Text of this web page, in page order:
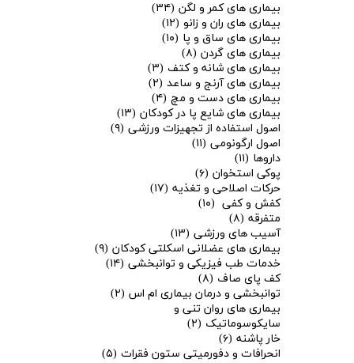
بیماری های کمر و لگن (۳۴)
بیماری های ران و زانو (۱۲)
بیماری های ساق و پا (۱۰)
بیماری های گردن (۸)
بیماری های شانه و کتف (۳)
بیماری های آرنج و ساعد (۲)
بیماری های دست و مچ (۴)
بیماری های شایع پا در کودکان (۱۳)
اصول استفاده از تجهیزات ورزشی (۹)
اصول ارگونومی (۱۱)
داروها (۱۱)
پوکی استخوان (۶)
حرکات اصلاحی و تغذیه (۱۷)
کفش و کفی (۱۰)
متفرقه (۸)
آسیب های ورزشی (۱۳)
بیماری های عضلانی اسکلتی کودکان (۹)
خدمات طب فیزیکی و توانبخشی (۱۴)
کف پای صاف (۸)
توانبخشی و درمان بیماری ام اس (۲)
بیماری های روان تنی و
سایکوسوماتیک (۲)
خار پاشنه (۶)
انحرافات و دفورمیتی ستون فقرات (۵)